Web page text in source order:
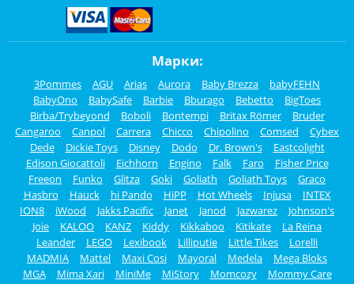
Марки:
3Pommes AGU Arias Aurora Baby Brezza
babyFEHN
BabyOno
BabySafe Barbie Bburago Bebetto
BigToes
Birba/Trybeyond
Boboli Bontempi Britax Römer
Bruder
Cangaroo
Canpol Carrera Chicco Chipolino Comsed
Cybex
Dede
Dickie Toys Disney Dodo Dr. Brown's
Eastcolight
Edison Giocattoli
Eichhorn Engino Falk Faro
Fisher Price
Freeon
Funko Glitza Goki Goliath Goliath Toys
Graco
Hasbro
Hauck hi Pando HiPP Hot Wheels Injusa
INTEX
ION8
iWood Jakks Pacific Janet Janod Jazwarez
Johnson's
Joie
KALOO KANZ Kiddy Kikkaboo Kitikate
La Reina
Leander
LEGO Lexibook Lilliputie Little Tikes
Lorelli
MADMIA
Mattel Maxi Cosi Mayoral Medela
Mega Bloks
MGA
Mima Xari MiniMe MiStory Momcozy
Mommy Care